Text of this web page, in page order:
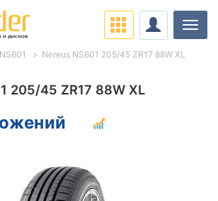
205/45 ZR17 88W XL
NS601 Nereus NS601 205/45 ZR17 88W XL